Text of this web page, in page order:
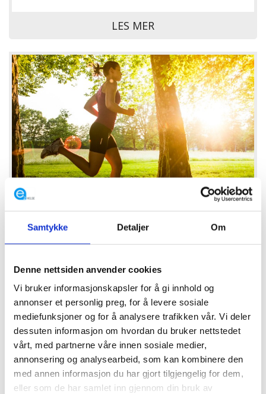
Samtykke Detaljer Om
Denne nettsiden anvender cookies
Vi bruker informasjonskapsler for å gi innhold og
annonser et personlig preg, for å levere sosiale
mediefunksjoner og for å analysere trafikken vår. Vi deler
dessuten informasjon om hvordan du bruker nettstedet
vårt, med partnerne våre innen sosiale medier,
annonsering og analysearbeid, som kan kombinere den
med annen informasjon du har gjort tilgjengelig for dem,
eller som de har samlet inn gjennom din bruk av
LES MER
7 TIPS FOR EN GOD
LØPSOPPLEVELSE
høyaktuelt for mange av oss. Dette gjør god...
LES MER